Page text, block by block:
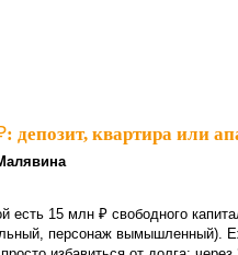
депозит, квартира или
есть 15 млн ₽ свободного
персонаж вымышленный).